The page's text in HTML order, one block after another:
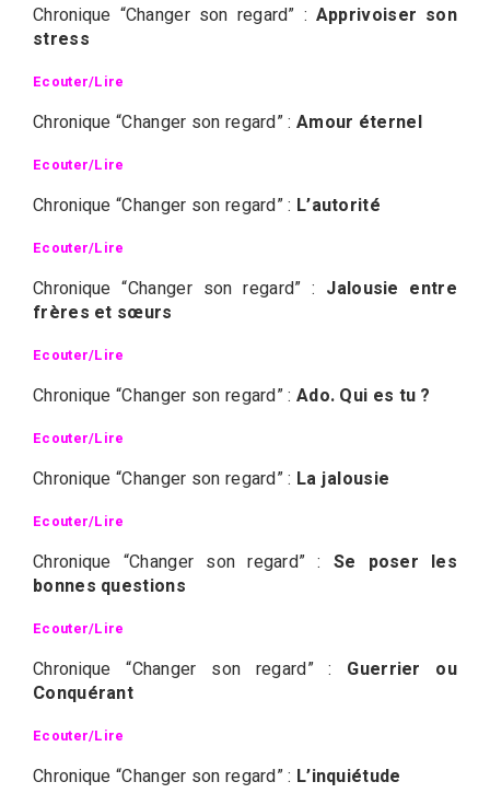
Chronique “Changer son regard” : Apprivoiser son
stress
Ecouter/Lire
Chronique “Changer son regard” : Amour éternel
Ecouter/Lire
Chronique “Changer son regard” : L’autorité
Ecouter/Lire
Chronique “Changer son regard” : Jalousie entre
frères et sœurs
Ecouter/Lire
Chronique “Changer son regard” : Ado. Qui es tu ?
Ecouter/Lire
Chronique “Changer son regard” : La jalousie
Ecouter/Lire
Chronique “Changer son regard” : Se poser les
bonnes questions
Ecouter/Lire
Chronique “Changer son regard” : Guerrier ou
Conquérant
Ecouter/Lire
Chronique “Changer son regard” : L’inquiétude